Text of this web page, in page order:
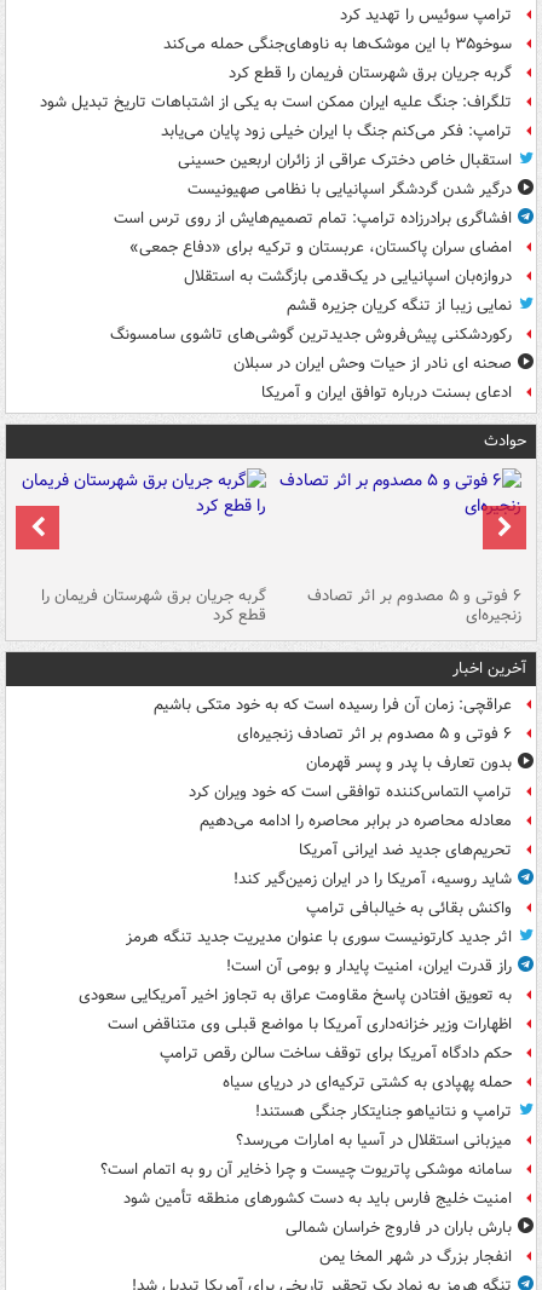
ترامپ سوئیس را تهدید کرد
سوخو۳۵ با این موشک‌ها به ناوهای‌جنگی حمله می‌کند
گربه جریان برق شهرستان فریمان را قطع کرد
تلگراف: جنگ علیه ایران ممکن است به یکی از اشتباهات تاریخ تبدیل شود
ترامپ: فکر می‌کنم جنگ با ایران خیلی زود پایان می‌یابد
استقبال خاص دخترک عراقی از زائران اربعین حسینی
درگیر شدن گردشگر اسپانیایی با نظامی صهیونیست
افشاگری برادرزاده ترامپ: تمام تصمیم‌هایش از روی ترس است
امضای سران پاکستان، عربستان و ترکیه برای «دفاع جمعی»
دروازه‌بان اسپانیایی در یک‌قدمی بازگشت به استقلال
نمایی زیبا از تنگه کریان جزیره قشم
رکوردشکنی پیش‌فروش جدیدترین گوشی‌های تاشوی سامسونگ
صحنه ای نادر از حیات وحش ایران در سبلان
ادعای بسنت درباره توافق ایران و آمریکا
حوادث
۶ فوتی و ۵ مصدوم بر اثر تصادف
زنجیره‌ای
گربه جریان برق شهرستان فریمان را
قطع کرد
آخرین اخبار
عراقچی: زمان آن فرا رسیده است که به خود متکی باشیم
۶ فوتی و ۵ مصدوم بر اثر تصادف زنجیره‌ای
بدون تعارف با پدر و پسر قهرمان
ترامپ التماس‌کننده توافقی است که خود ویران کرد
معادله محاصره در برابر محاصره را ادامه می‌دهیم
تحریم‌های جدید ضد ایرانی آمریکا
شاید روسیه، آمریکا را در ایران زمین‌گیر کند!
واکنش بقائی به خیالبافی ترامپ
اثر جدید کارتونیست سوری با عنوان مدیریت جدید تنگه هرمز
راز قدرت ایران، امنیت پایدار و بومی آن است!
به تعویق افتادن پاسخ مقاومت عراق به تجاوز اخیر آمریکایی سعودی
اظهارات وزیر خزانه‌داری آمریکا با مواضع قبلی وی متناقض است
حکم دادگاه آمریکا برای توقف ساخت سالن رقص ترامپ
حمله پهپادی به کشتی ترکیه‌ای در دریای سیاه
ترامپ و نتانیاهو جنایتکار جنگی هستند!
میزبانی استقلال در آسیا به امارات می‌رسد؟
سامانه موشکی پاتریوت چیست و چرا ذخایر آن رو به اتمام است؟
امنیت خلیج فارس باید به دست کشورهای منطقه تأمین شود
بارش باران در فاروج خراسان شمالی
انفجار بزرگ در شهر المخا یمن